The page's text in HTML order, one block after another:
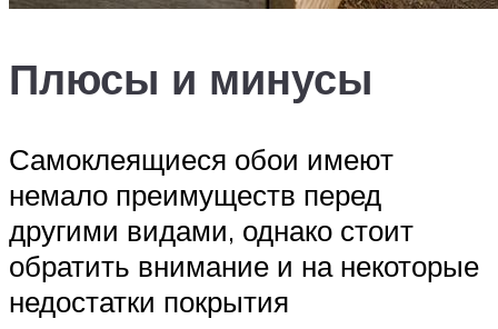
Плюсы и минусы
Самоклеящиеся обои имеют
немало преимуществ перед
другими видами, однако стоит
обратить внимание и на некоторые
недостатки покрытия